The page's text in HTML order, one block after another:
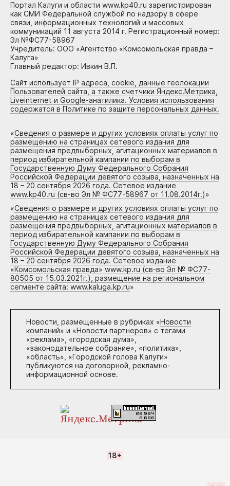
Портал Калуги и области www.kp40.ru зарегистрирован
как СМИ Федеральной службой по надзору в сфере
связи, информационных технологий и массовых
коммуникаций 11 августа 2014 г. Регистрационный номер:
Эл №ФС77-58967
Учредитель: ООО «Агентство «Комсомольская правда –
Калуга»
Главный редактор: Ивкин В.П.
Сайт использует IP адреса, cookie, данные геолокации
Пользователей сайта, а также счетчики Яндекс.Метрика,
Liveinternet и Google-анатилика. Условия использования
содержатся в Политике по защите персональных данных.
«Сведения о размере и других условиях оплаты услуг по
размещению на страницах сетевого издания для
размещения предвыборных, агитационных материалов в
период избирательной кампании по выборам в
Государственную Думу Федерального Собрания
Российской Федерации девятого созыва, назначенных на
18 – 20 сентября 2026 года. Сетевое издание
www.kp40.ru (св-во Эл № ФС77-58967 от 11.08.2014г.)»
«Сведения о размере и других условиях оплаты услуг по
размещению на страницах сетевого издания для
размещения предвыборных, агитационных материалов в
период избирательной кампании по выборам в
Государственную Думу Федерального Собрания
Российской Федерации девятого созыва, назначенных на
18 – 20 сентября 2026 года. Сетевое издание
«Комсомольская правда» www.kp.ru (св-во Эл № ФС77-
80505 от 15.03.2021г.), размещение на региональном
сегменте сайта: www.kaluga.kp.ru»
Новости, размещенные в рубриках «Новости
компаний» и «Новости партнеров» с тегами
«реклама», «городская дума»,
«законодательное собрание», «политика»,
«область», «Городской голова Калуги»
публикуются на договорной, рекламно-
информационной основе.
18+